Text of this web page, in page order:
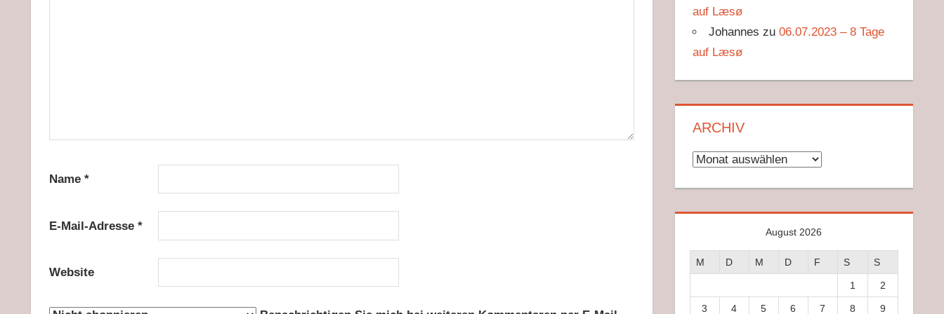
Name *
E-Mail-Adresse *
Website
auf Læsø
Johannes zu06.07.2023 – 8 Tage
auf Læsø
ARCHIV
Archiv
August 2026
M D M D F S S
1 2
3 4 5 6 7 8 9